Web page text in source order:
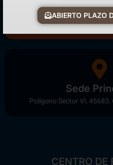
¡Reserva tu
Sede
Polígono Sector VI, 45683,
CENTRO DE
ABIERTO PLAZO